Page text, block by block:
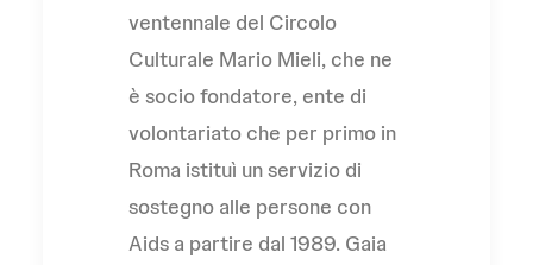
ventennale del Circolo
Culturale Mario Mieli, che ne
è socio fondatore, ente di
volontariato che per primo in
Roma istituì un servizio di
sostegno alle persone con
Aids a partire dal 1989. Gaia